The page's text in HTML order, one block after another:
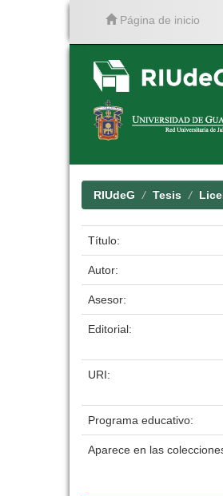
Página de inicio
RIUdeG Tesis
Título:
Autor:
Asesor:
Editorial:
URI:
Programa educativo:
Aparece en las